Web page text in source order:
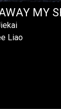
MY
Liao